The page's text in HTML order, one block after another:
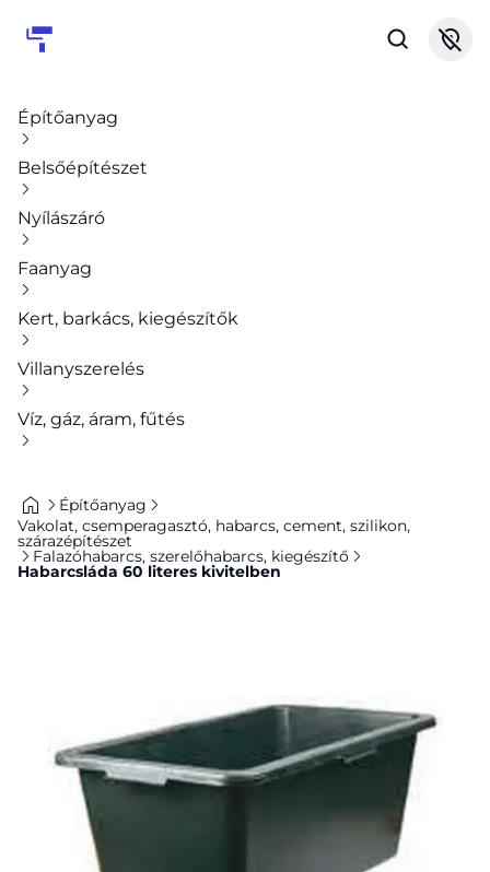
Építőanyag
Belsőépítészet
Nyílászáró
Faanyag
Kert, barkács, kiegészítők
Villanyszerelés
Víz, gáz, áram, fűtés
Építőanyag
Vakolat, csemperagasztó, habarcs, cement, szilikon,
szárazépítészet
Falazóhabarcs, szerelőhabarcs, kiegészítő
Habarcsláda 60 literes kivitelben